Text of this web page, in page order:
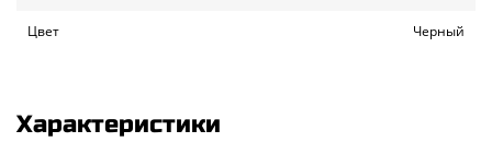
Цвет Черный
Характеристики